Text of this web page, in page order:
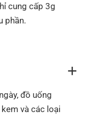
cung cấp 3g
phần.
đồ uống
và các loại